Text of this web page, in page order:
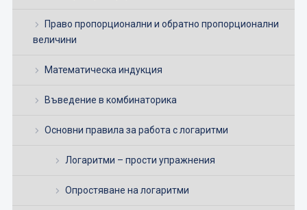
Право пропорционални и обратно пропорционални
величини
Математическа индукция
Въведение в комбинаторика
Основни правила за работа с логаритми
Логаритми – прости упражнения
Опростяване на логаритми